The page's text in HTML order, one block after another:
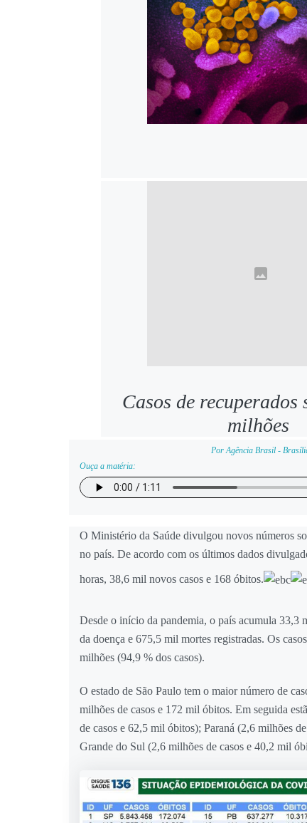
Casos de recuperados
milhões
Por Agência Brasil -
Ouça a matéria:
O Ministério da Saúde divulgou novos números
no país. De acordo com os últimos dados
horas, 38,6 mil novos casos e 168 óbitos.
Desde o início da pandemia, o país acumula 33,3
da doença e 675,5 mil mortes registradas. Os
milhões (94,9 % dos casos).
O estado de São Paulo tem o maior número de
milhões de casos e 172 mil óbitos. Em seguida
de casos e 62,5 mil óbitos); Paraná (2,6 milhões
Grande do Sul (2,6 milhões de casos e 40,2 mil